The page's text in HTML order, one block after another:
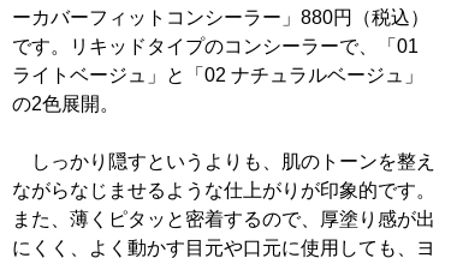
ーカバーフィットコンシーラー」880円（税込）
です。リキッドタイプのコンシーラーで、「01
ライトベージュ」と「02 ナチュラルベージュ」
の2色展開。
しっかり隠すというよりも、肌のトーンを整え
ながらなじませるような仕上がりが印象的です。
また、薄くピタッと密着するので、厚塗り感が出
にくく、よく動かす目元や口元に使用しても、ヨ